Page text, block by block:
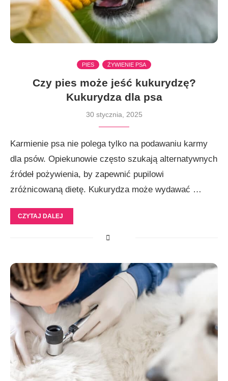
PIES ŻYWIENIE PSA
Czy pies może jeść kukurydzę?
Kukurydza dla psa
30 stycznia, 2025
Karmienie psa nie polega tylko na podawaniu karmy
dla psów. Opiekunowie często szukają alternatywnych
źródeł pożywienia, by zapewnić pupilowi
zróżnicowaną dietę. Kukurydza może wydawać …
CZYTAJ DALEJ